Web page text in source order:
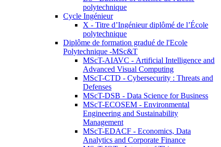
polytechnique
Cycle Ingénieur
X - Titre d’Ingénieur diplômé de l’École
polytechnique
Diplôme de formation gradué de l'Ecole
Polytechnique -MSc&T
MScT-AIAVC - Artificial Intelligence and
Advanced Visual Computing
MScT-CTD - Cybersecurity : Threats and
Defenses
MScT-DSB - Data Science for Business
MScT-ECOSEM - Environmental
Engineering and Sustainability
Management
MScT-EDACF - Economics, Data
Analytics and Corporate Finance